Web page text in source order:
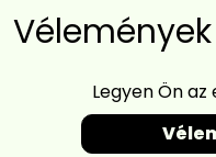
Vélemények
Legyen Ön